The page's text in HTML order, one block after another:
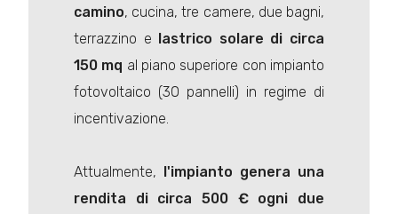
camino, cucina, tre camere, due bagni,
terrazzino e lastrico solare di circa
150 mq al piano superiore con impianto
fotovoltaico (30 pannelli) in regime di
incentivazione.
Attualmente, l'impianto genera una
rendita di circa 500 € ogni due